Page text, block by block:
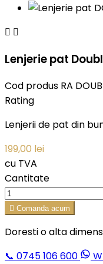
 
Lenjerie pat
Cod produs RA
Rating
Lenjerii de pat din
199,00 lei
cu TVA
Cantitate
 Comanda acum
Doresti o alta
📞 0745 106 600